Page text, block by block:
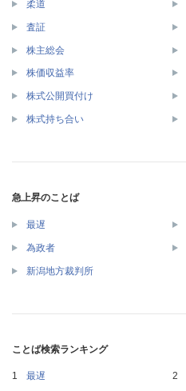
柔道
査証
株主総会
株価収益率
株式公開買付け
株式持ち合い
急上昇のことば
最遅
為政者
新潟地方裁判所
ことば検索ランキング
最遅